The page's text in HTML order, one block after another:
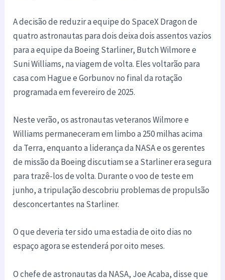
A decisão de reduzir a equipe do SpaceX Dragon de
quatro astronautas para dois deixa dois assentos vazios
para a equipe da Boeing Starliner, Butch Wilmore e
Suni Williams, na viagem de volta. Eles voltarão para
casa com Hague e Gorbunov no final da rotação
programada em fevereiro de 2025.
Neste verão, os astronautas veteranos Wilmore e
Williams permaneceram em limbo a 250 milhas acima
da Terra, enquanto a liderança da NASA e os gerentes
de missão da Boeing discutiam se a Starliner era segura
para trazê-los de volta. Durante o voo de teste em
junho, a tripulação descobriu problemas de propulsão
desconcertantes na Starliner.
O que deveria ter sido uma estadia de oito dias no
espaço agora se estenderá por oito meses.
O chefe de astronautas da NASA, Joe Acaba, disse que